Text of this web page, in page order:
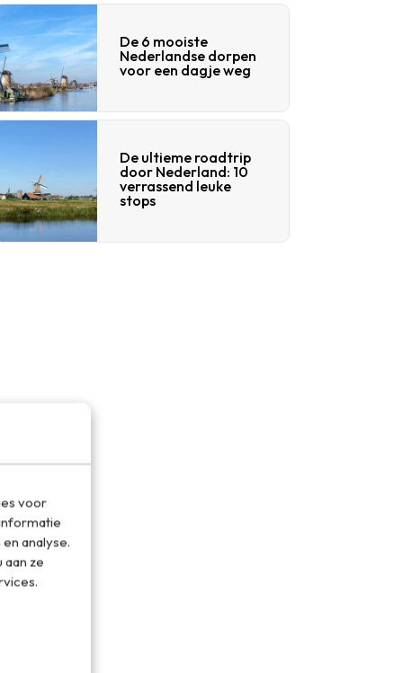
voor
analyse.
ze
De 6 mooiste
Nederlandse dorpen
voor een dagje weg
De ultieme roadtrip
door Nederland: 10
verrassend leuke
stops